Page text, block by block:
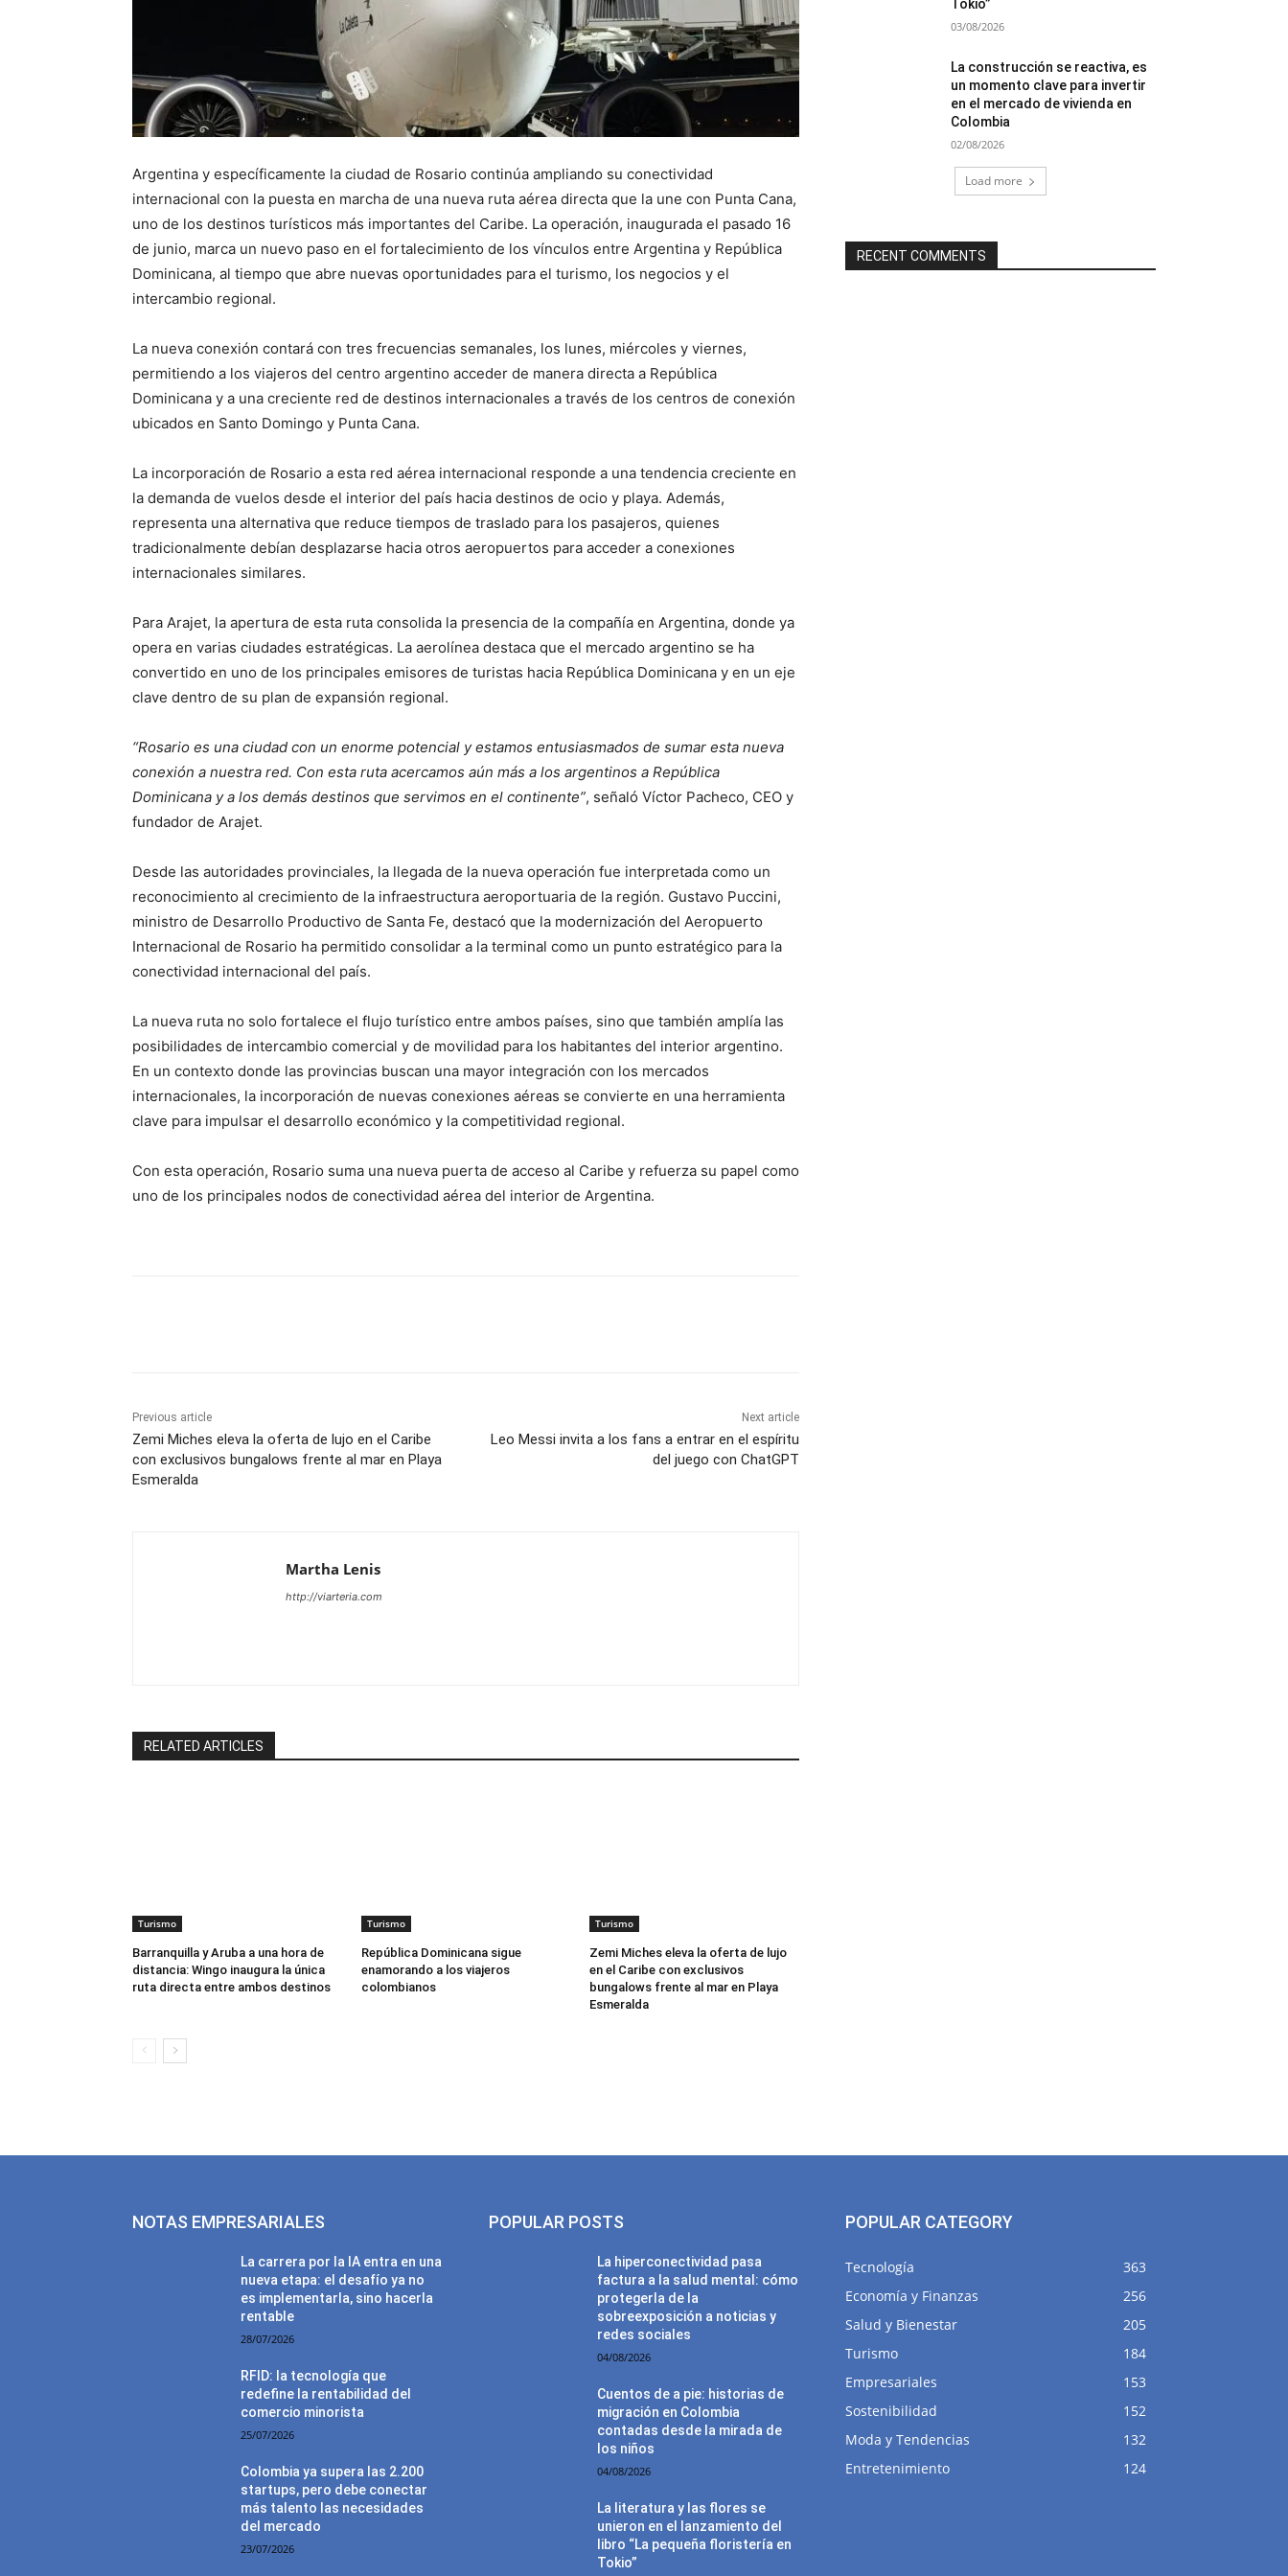
Argentina y específicamente la ciudad de Rosario continúa ampliando su conectividad
internacional con la puesta en marcha de una nueva ruta aérea directa que la une con Punta Cana,
uno de los destinos turísticos más importantes del Caribe. La operación, inaugurada el pasado 16
de junio, marca un nuevo paso en el fortalecimiento de los vínculos entre Argentina y República
Dominicana, al tiempo que abre nuevas oportunidades para el turismo, los negocios y el
intercambio regional.
La nueva conexión contará con tres frecuencias semanales, los lunes, miércoles y viernes,
permitiendo a los viajeros del centro argentino acceder de manera directa a República
Dominicana y a una creciente red de destinos internacionales a través de los centros de conexión
ubicados en Santo Domingo y Punta Cana.
La incorporación de Rosario a esta red aérea internacional responde a una tendencia creciente en
la demanda de vuelos desde el interior del país hacia destinos de ocio y playa. Además,
representa una alternativa que reduce tiempos de traslado para los pasajeros, quienes
tradicionalmente debían desplazarse hacia otros aeropuertos para acceder a conexiones
internacionales similares.
Para Arajet, la apertura de esta ruta consolida la presencia de la compañía en Argentina, donde ya
opera en varias ciudades estratégicas. La aerolínea destaca que el mercado argentino se ha
convertido en uno de los principales emisores de turistas hacia República Dominicana y en un eje
clave dentro de su plan de expansión regional.
“Rosario es una ciudad con un enorme potencial y estamos entusiasmados de sumar esta nueva
conexión a nuestra red. Con esta ruta acercamos aún más a los argentinos a República
Dominicana y a los demás destinos que servimos en el continente”, señaló Víctor Pacheco, CEO y
fundador de Arajet.
Desde las autoridades provinciales, la llegada de la nueva operación fue interpretada como un
reconocimiento al crecimiento de la infraestructura aeroportuaria de la región. Gustavo Puccini,
ministro de Desarrollo Productivo de Santa Fe, destacó que la modernización del Aeropuerto
Internacional de Rosario ha permitido consolidar a la terminal como un punto estratégico para la
conectividad internacional del país.
La nueva ruta no solo fortalece el flujo turístico entre ambos países, sino que también amplía las
posibilidades de intercambio comercial y de movilidad para los habitantes del interior argentino.
En un contexto donde las provincias buscan una mayor integración con los mercados
internacionales, la incorporación de nuevas conexiones aéreas se convierte en una herramienta
clave para impulsar el desarrollo económico y la competitividad regional.
Con esta operación, Rosario suma una nueva puerta de acceso al Caribe y refuerza su papel como
uno de los principales nodos de conectividad aérea del interior de Argentina.
Previous article
Zemi Miches eleva la oferta de lujo en el Caribe
con exclusivos bungalows frente al mar en Playa
Esmeralda
Next article
Leo Messi invita a los fans a entrar en el espíritu
del juego con ChatGPT
Martha Lenis
http://viarteria.com
RELATED ARTICLES
Turismo
Barranquilla y Aruba a una hora de
distancia: Wingo inaugura la única
ruta directa entre ambos destinos
Turismo
República Dominicana sigue
enamorando a los viajeros
colombianos
Turismo
Zemi Miches eleva la oferta de lujo
en el Caribe con exclusivos
bungalows frente al mar en Playa
Esmeralda
Tokio”
03/08/2026
La construcción se reactiva, es
un momento clave para invertir
en el mercado de vivienda en
Colombia
02/08/2026
Load more
RECENT COMMENTS
NOTAS EMPRESARIALES
La carrera por la IA entra en una
nueva etapa: el desafío ya no
es implementarla, sino hacerla
rentable
28/07/2026
RFID: la tecnología que
redefine la rentabilidad del
comercio minorista
25/07/2026
Colombia ya supera las 2.200
startups, pero debe conectar
más talento las necesidades
del mercado
23/07/2026
POPULAR POSTS
La hiperconectividad pasa
factura a la salud mental: cómo
protegerla de la
sobreexposición a noticias y
redes sociales
04/08/2026
Cuentos de a pie: historias de
migración en Colombia
contadas desde la mirada de
los niños
04/08/2026
La literatura y las flores se
unieron en el lanzamiento del
libro “La pequeña floristería en
Tokio”
POPULAR CATEGORY
Tecnología
363
Economía y Finanzas
256
Salud y Bienestar
205
Turismo
184
Empresariales
153
Sostenibilidad
152
Moda y Tendencias
132
Entretenimiento
124